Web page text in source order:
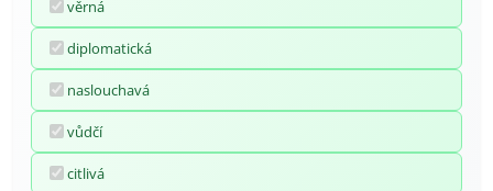
věrná
diplomatická
naslouchavá
vůdčí
citlivá